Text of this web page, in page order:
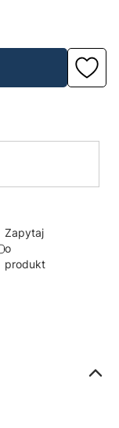
Zapytaj
o
produkt